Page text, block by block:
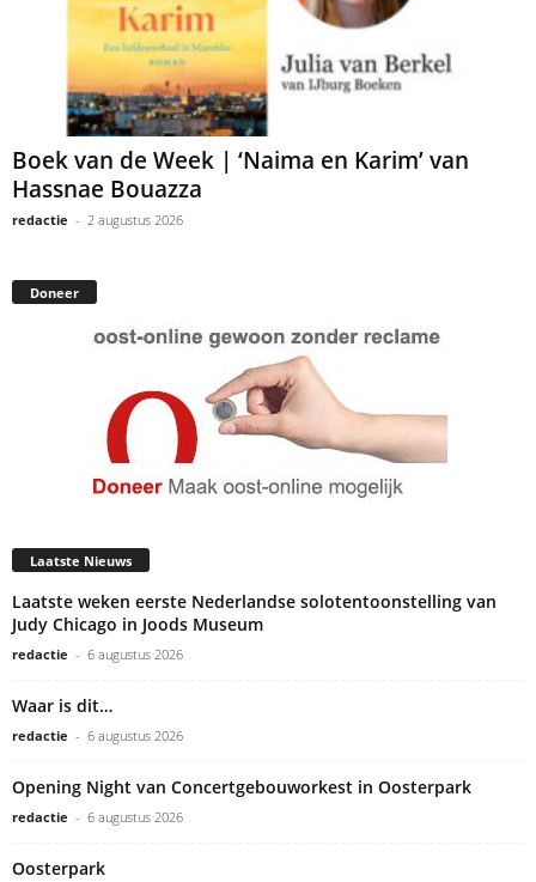
Boek van de Week | ‘Naima en Karim’ van
Hassnae Bouazza
redactie - 2 augustus 2026
Doneer
Laatste Nieuws
Laatste weken eerste Nederlandse solotentoonstelling van
Judy Chicago in Joods Museum
redactie - 6 augustus 2026
Waar is dit…
redactie - 6 augustus 2026
Opening Night van Concertgebouworkest in Oosterpark
redactie - 6 augustus 2026
Oosterpark